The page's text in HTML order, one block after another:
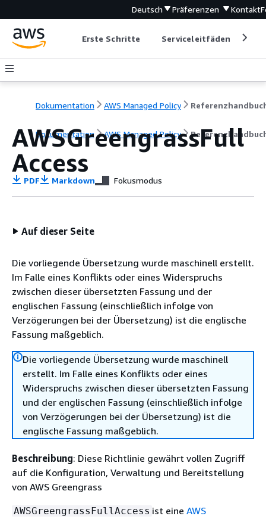
Deutsch Präferenzen Kontakt
Erste Schritte Serviceleitfäden
Dokumentation AWS Managed Policy
Dokumentation AWS Managed Policy
AWSGreengrassFull
Access
PDF Markdown Fokusmodus
Auf dieser Seite
Die vorliegende Übersetzung wurde maschinell erstellt.
Im Falle eines Konflikts oder eines Widerspruchs
zwischen dieser übersetzten Fassung und der
englischen Fassung (einschließlich infolge von
Verzögerungen bei der Übersetzung) ist die englische
Fassung maßgeblich.
Die vorliegende Übersetzung wurde maschinell
erstellt. Im Falle eines Konflikts oder eines
Widerspruchs zwischen dieser übersetzten Fassung
und der englischen Fassung (einschließlich infolge
von Verzögerungen bei der Übersetzung) ist die
englische Fassung maßgeblich.
Beschreibung: Diese Richtlinie gewährt vollen Zugriff
auf die Konfiguration, Verwaltung und Bereitstellung
von AWS Greengrass
AWSGreengrassFullAccess ist eine AWS